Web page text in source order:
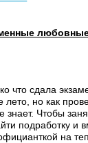
что сдала
лето, но как
знает. Чтобы
подработку и
на